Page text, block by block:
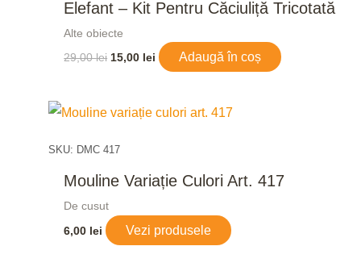
Elefant – Kit Pentru Căciuliță Tricotată
Alte obiecte
29,00lei 15,00 lei Adaugă în coș
SKU: DMC 417
Mouline Variație Culori Art. 417
De cusut
6,00 lei Vezi produsele